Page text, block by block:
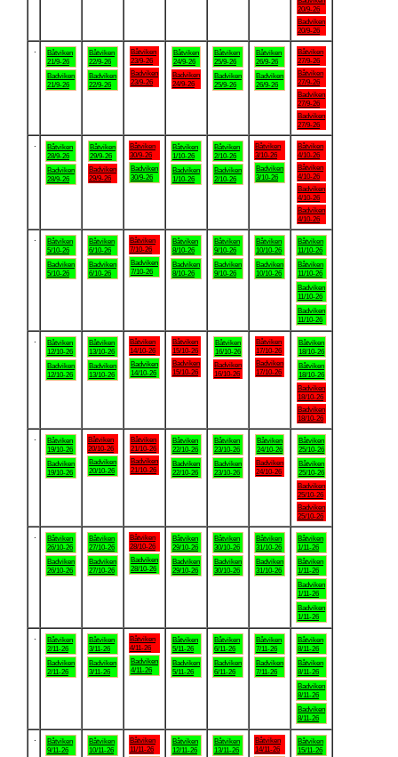
20/9-26
Badviken
20/9-26
Båtviken
21/9-26
Badviken
21/9-26
Båtviken
22/9-26
Badviken
22/9-26
Båtviken
23/9-26
Badviken
23/9-26
Båtviken
24/9-26
Badviken
24/9-26
Båtviken
25/9-26
Badviken
25/9-26
Båtviken
26/9-26
Badviken
26/9-26
Båtviken
27/9-26
Båtviken
27/9-26
Badviken
27/9-26
Badviken
27/9-26
Båtviken
28/9-26
Badviken
28/9-26
Båtviken
29/9-26
Badviken
29/9-26
Båtviken
30/9-26
Badviken
30/9-26
Båtviken
1/10-26
Badviken
1/10-26
Båtviken
2/10-26
Badviken
2/10-26
Båtviken
3/10-26
Badviken
3/10-26
Båtviken
4/10-26
Båtviken
4/10-26
Badviken
4/10-26
Badviken
4/10-26
Båtviken
5/10-26
Badviken
5/10-26
Båtviken
6/10-26
Badviken
6/10-26
Båtviken
7/10-26
Badviken
7/10-26
Båtviken
8/10-26
Badviken
8/10-26
Båtviken
9/10-26
Badviken
9/10-26
Båtviken
10/10-26
Badviken
10/10-26
Båtviken
11/10-26
Båtviken
11/10-26
Badviken
11/10-26
Badviken
11/10-26
Båtviken
12/10-26
Badviken
12/10-26
Båtviken
13/10-26
Badviken
13/10-26
Båtviken
14/10-26
Badviken
14/10-26
Båtviken
15/10-26
Badviken
15/10-26
Båtviken
16/10-26
Badviken
16/10-26
Båtviken
17/10-26
Badviken
17/10-26
Båtviken
18/10-26
Båtviken
18/10-26
Badviken
18/10-26
Badviken
18/10-26
Båtviken
19/10-26
Badviken
19/10-26
Båtviken
20/10-26
Badviken
20/10-26
Båtviken
21/10-26
Badviken
21/10-26
Båtviken
22/10-26
Badviken
22/10-26
Båtviken
23/10-26
Badviken
23/10-26
Båtviken
24/10-26
Badviken
24/10-26
Båtviken
25/10-26
Båtviken
25/10-26
Badviken
25/10-26
Badviken
25/10-26
Båtviken
26/10-26
Badviken
26/10-26
Båtviken
27/10-26
Badviken
27/10-26
Båtviken
28/10-26
Badviken
28/10-26
Båtviken
29/10-26
Badviken
29/10-26
Båtviken
30/10-26
Badviken
30/10-26
Båtviken
31/10-26
Badviken
31/10-26
Båtviken
1/11-26
Båtviken
1/11-26
Badviken
1/11-26
Badviken
1/11-26
Båtviken
2/11-26
Badviken
2/11-26
Båtviken
3/11-26
Badviken
3/11-26
Båtviken
4/11-26
Badviken
4/11-26
Båtviken
5/11-26
Badviken
5/11-26
Båtviken
6/11-26
Badviken
6/11-26
Båtviken
7/11-26
Badviken
7/11-26
Båtviken
8/11-26
Båtviken
8/11-26
Badviken
8/11-26
Badviken
8/11-26
Båtviken
9/11-26
Båtviken
10/11-26
Båtviken
11/11-26
Båtviken
12/11-26
Båtviken
13/11-26
Båtviken
14/11-26
Båtviken
15/11-26